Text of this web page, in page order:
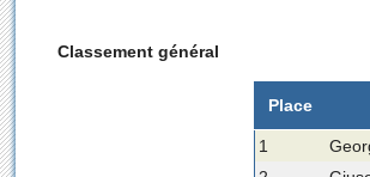
Classement général
Place
1